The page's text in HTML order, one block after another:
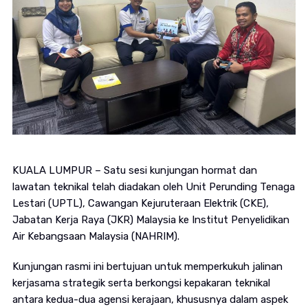
KUALA LUMPUR – Satu sesi kunjungan hormat dan
lawatan teknikal telah diadakan oleh Unit Perunding Tenaga
Lestari (UPTL), Cawangan Kejuruteraan Elektrik (CKE),
Jabatan Kerja Raya (JKR) Malaysia ke Institut Penyelidikan
Air Kebangsaan Malaysia (NAHRIM).
Kunjungan rasmi ini bertujuan untuk memperkukuh jalinan
kerjasama strategik serta berkongsi kepakaran teknikal
antara kedua-dua agensi kerajaan, khususnya dalam aspek